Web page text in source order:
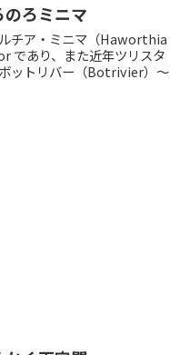
のろミニマ
チア・ミニマ（
であり、また近年ツリス
ットリバー（Botrivier）